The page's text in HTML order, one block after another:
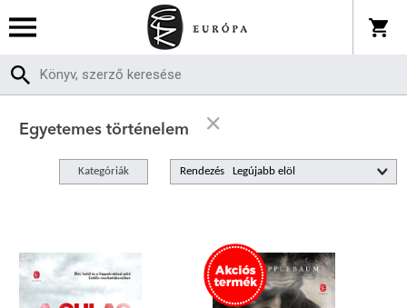
Egyetemes történelem
Kategóriák Rendezés